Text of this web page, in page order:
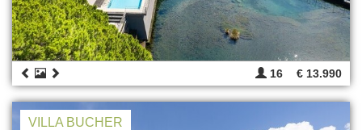
16 € 13.990
VILLA BUCHER